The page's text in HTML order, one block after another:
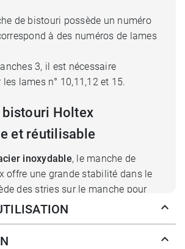
de bistouri possède un numéro
à des numéros de lames
3, il est nécessaire
lames n° 10,11,12 et 15.
bistouri Holtex
et réutilisable
inoxydable, le manche de
offre une grande stabilité dans le
des stries sur le manche pour
qu'il ne lui glisse entre les
à installer